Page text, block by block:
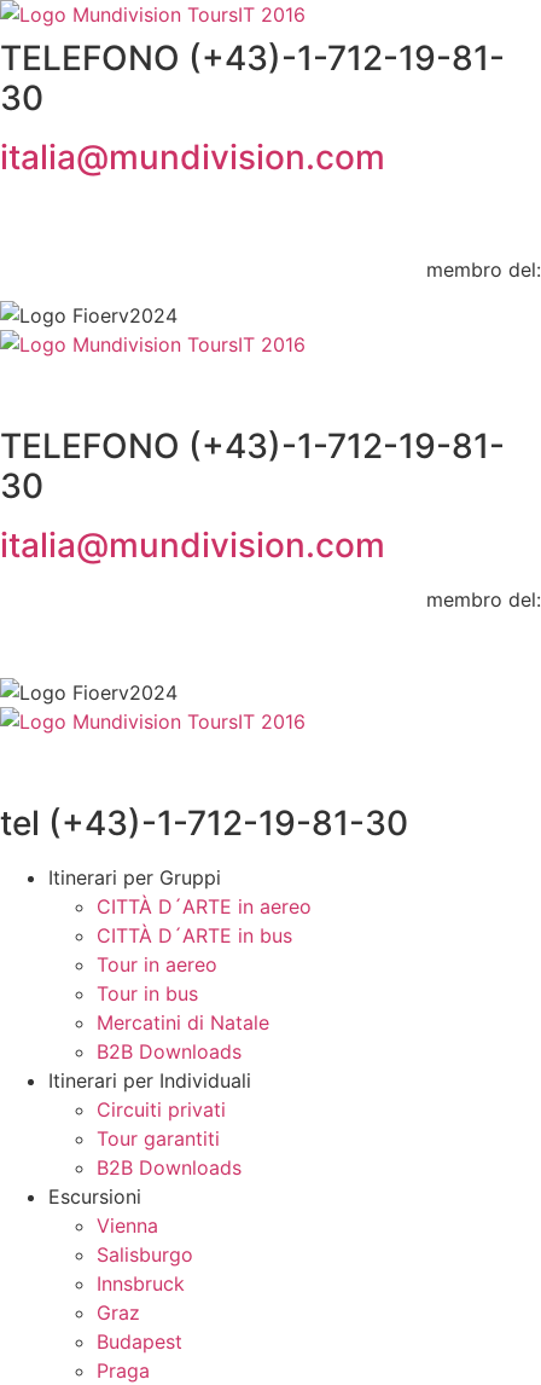
Vai
al
contenuto
TELEFONO (+43)-1-712-19-81-
30
italia@mundivision.com
membro del:
TELEFONO (+43)-1-712-19-81-
30
italia@mundivision.com
membro del:
tel (+43)-1-712-19-81-30
Itinerari per Gruppi
CITTÀ D´ARTE in aereo
CITTÀ D´ARTE in bus
Tour in aereo
Tour in bus
Mercatini di Natale
B2B Downloads
Itinerari per Individuali
Circuiti privati
Tour garantiti
B2B Downloads
Escursioni
Vienna
Salisburgo
Innsbruck
Graz
Budapest
Praga